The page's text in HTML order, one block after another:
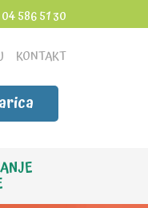
04 586 51 30
KONTAKT